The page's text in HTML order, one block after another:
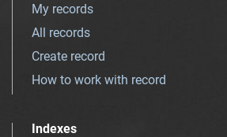
My records
All records
Create record
How to work with record
Indexes